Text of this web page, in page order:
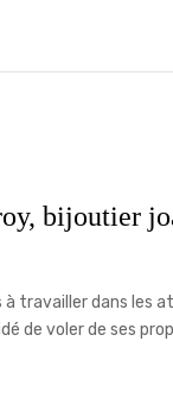
bijoutier
à travailler dans les
de voler de ses